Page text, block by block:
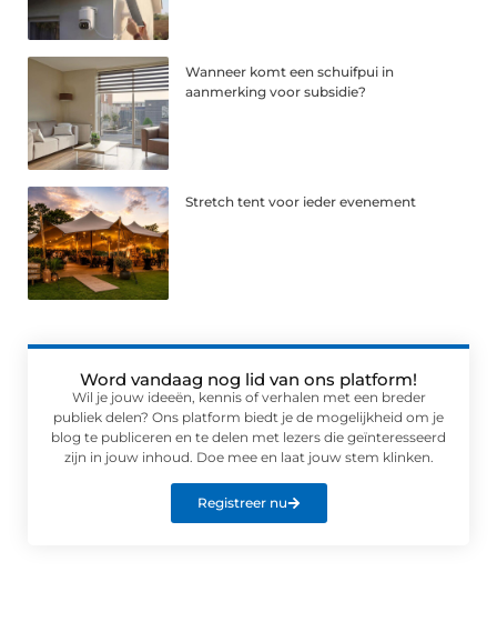
Wanneer komt een schuifpui in
aanmerking voor subsidie?
Stretch tent voor ieder evenement
Word vandaag nog lid van ons platform!
Wil je jouw ideeën, kennis of verhalen met een breder
publiek delen? Ons platform biedt je de mogelijkheid om je
blog te publiceren en te delen met lezers die geïnteresseerd
zijn in jouw inhoud. Doe mee en laat jouw stem klinken.
Registreer nu